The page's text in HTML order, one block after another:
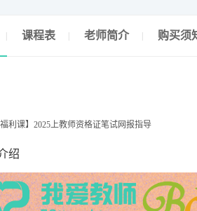
课程表 老师简介 购买须
福利课】2025上教师资格证笔试网报指导
绍